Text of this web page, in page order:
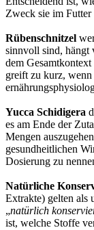
Zweck sie im Futter
Rübenschnitzel
sinnvoll sind, hängt
dem
greift zu kurz,
Yucca Schidigera
es am Ende der
Mengen
gesundheitlichen
Dosierung zu
Natürliche
Extrakte) gelten als
„natürlich
ist, welche Stoffe